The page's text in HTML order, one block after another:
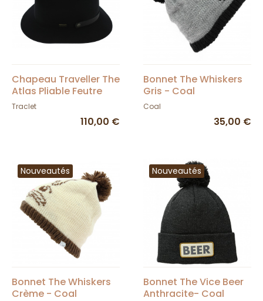
Chapeau Traveller The
Atlas Pliable Feutre
Laine Noir - Coal
Traclet
110,00 €
Bonnet The Whiskers
Gris - Coal
Coal
35,00 €
Nouveautés
Bonnet The Whiskers
Crème - Coal
Nouveautés
Bonnet The Vice Beer
Anthracite- Coal